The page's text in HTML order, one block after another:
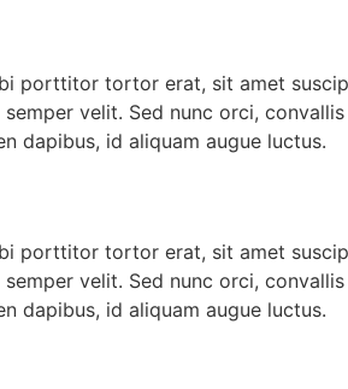
porttitor tortor erat, sit amet
velit. Sed nunc orci,
dapibus, id aliquam augue luctus.
porttitor tortor erat, sit amet
velit. Sed nunc orci,
dapibus, id aliquam augue luctus.